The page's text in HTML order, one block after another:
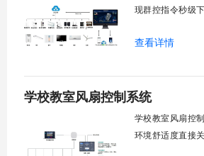
现群控指令秒级
巡检盲区。保障
块清单：远程集
环境自适应调节
查看详情
学校教室风扇控制系统
学校教室风扇控
环境舒适度直接